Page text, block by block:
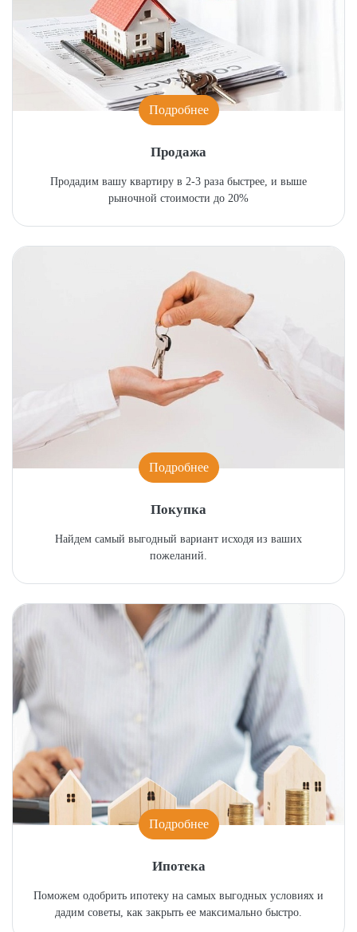
Подробнее
Продажа
Продадим вашу квартиру в 2-3 раза быстрее, и выше
рыночной стоимости до 20%
Подробнее
Покупка
Найдем самый выгодный вариант исходя из ваших
пожеланий.
Подробнее
Ипотека
Поможем одобрить ипотеку на самых выгодных условиях и
дадим советы, как закрыть ее максимально быстро.